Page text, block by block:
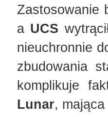
Zastosowanie
a UCS
nieuchronnie
zbudowania
komplikuje
Lunar,